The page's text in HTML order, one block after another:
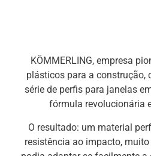
KÖMMERLING, empresa
plásticos para a construção,
série de perfis para janelas
fórmula revolucionária
O resultado: um material
resistência ao impacto,